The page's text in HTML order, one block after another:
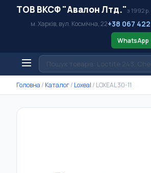
ТОВ ВКСФ "Авалон Лтд."з 1992 р.
м. Харків, вул. Космічна, 22+38 067
WhatsApp
Головна / Каталог/ Loxeal / LOXEAL 30-11